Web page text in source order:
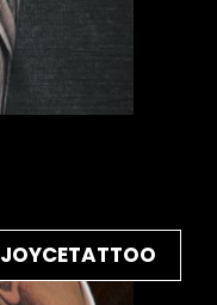
JOYCETATTOO